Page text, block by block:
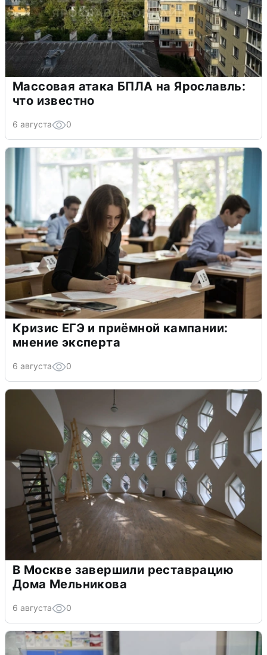
Массовая атака БПЛА на Ярославль:
что известно
6 августа 0
Кризис ЕГЭ и приёмной кампании:
мнение эксперта
6 августа 0
В Москве завершили реставрацию
Дома Мельникова
6 августа 0